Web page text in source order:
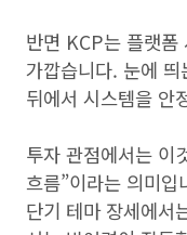
반면 KCP는 플랫폼
가깝습니다. 눈에
뒤에서 시스템을 안
투자 관점에서는 이
흐름”이라는 의미입
단기 테마 장세에서